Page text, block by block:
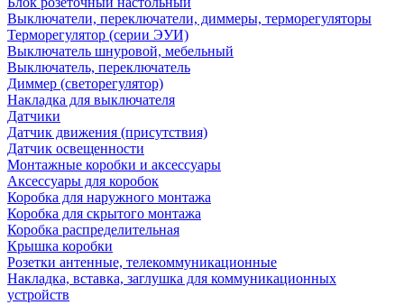
Выключатели, переключатели, диммеры, терморегуляторы
Терморегулятор (серии ЭУИ)
Выключатель шнуровой, мебельный
Выключатель, переключатель
Диммер (светорегулятор)
Накладка для выключателя
Датчики
Датчик движения (присутствия)
Датчик освещенности
Монтажные коробки и аксессуары
Аксессуары для коробок
Коробка для наружного монтажа
Коробка для скрытого монтажа
Коробка распределительная
Крышка коробки
Розетки антенные, телекоммуникационные
Накладка, вставка, заглушка для коммуникационных
устройств